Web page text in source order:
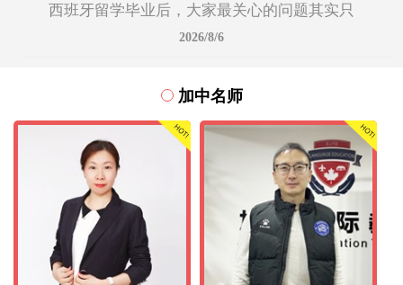
西班牙留学毕业后，大家最关心的问题其实只
2026/8/6
加中名师